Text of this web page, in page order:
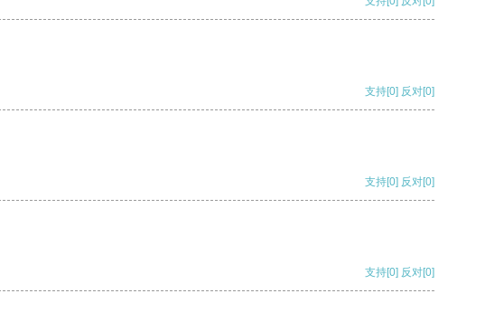
支持[0] 反对[0]
支持[0] 反对[0]
支持[0] 反对[0]